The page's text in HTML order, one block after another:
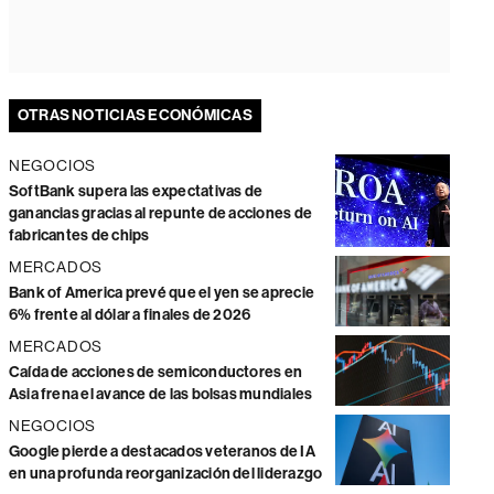
OTRAS NOTICIAS ECONÓMICAS
NEGOCIOS
SoftBank supera las expectativas de
ganancias gracias al repunte de acciones de
fabricantes de chips
MERCADOS
Bank of America prevé que el yen se aprecie
6% frente al dólar a finales de 2026
MERCADOS
Caída de acciones de semiconductores en
Asia frena el avance de las bolsas mundiales
NEGOCIOS
Google pierde a destacados veteranos de IA
en una profunda reorganización del liderazgo